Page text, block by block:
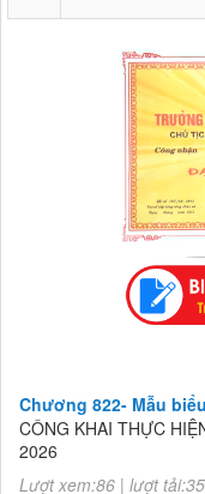
Chương 822- Mẫu
CÔNG KHAI THỰC
2026
Lượt xem:86 | lượt tải:35